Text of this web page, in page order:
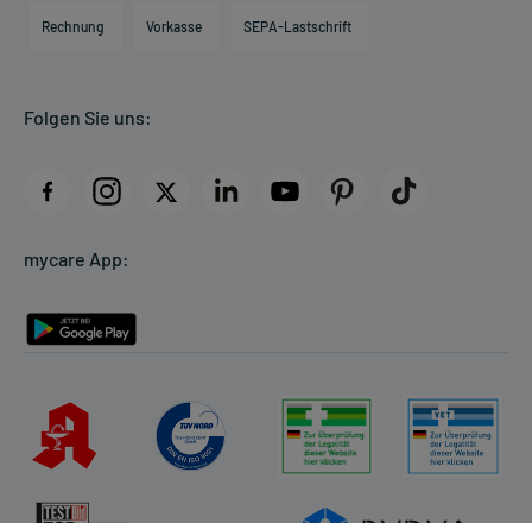
Direktabrechnung PKV
AGB
Datenschutz
Rückgabe/Widerruf
Rechnung Vorkasse SEPA-Lastschrift
Folgen Sie uns:
mycare App: